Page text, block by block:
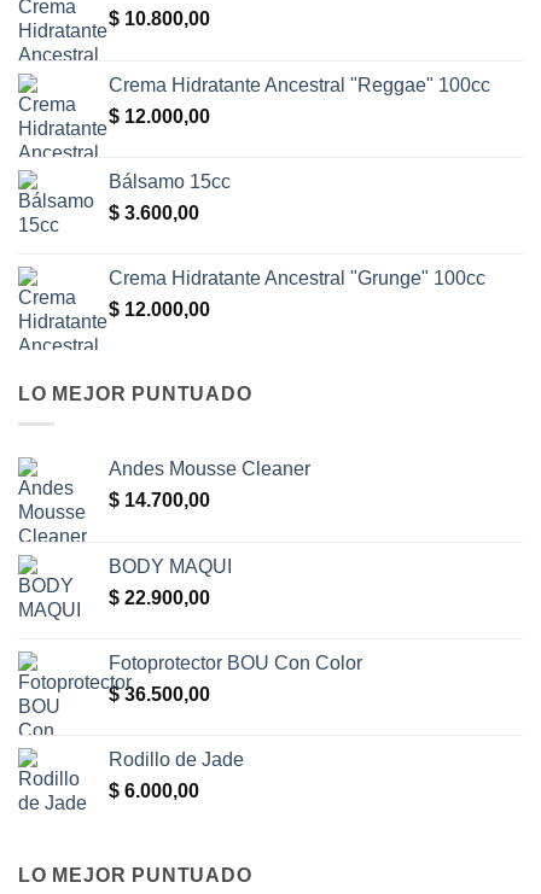
$ 10.800,00
Crema Hidratante Ancestral "Reggae" 100cc
$ 12.000,00
Bálsamo 15cc
$ 3.600,00
Crema Hidratante Ancestral "Grunge" 100cc
$ 12.000,00
LO MEJOR PUNTUADO
Andes Mousse Cleaner
$ 14.700,00
BODY MAQUI
$ 22.900,00
Fotoprotector BOU Con Color
$36.500,00
Rodillo de Jade
$ 6.000,00
LO MEJOR PUNTUADO